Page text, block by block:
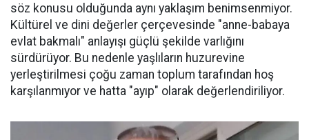
söz konusu olduğunda aynı yaklaşım benimsenmiyor.
Kültürel ve dini değerler çerçevesinde "anne-babaya
evlat bakmalı" anlayışı güçlü şekilde varlığını
sürdürüyor. Bu nedenle yaşlıların huzurevine
yerleştirilmesi çoğu zaman toplum tarafından hoş
karşılanmıyor ve hatta "ayıp" olarak değerlendiriliyor.